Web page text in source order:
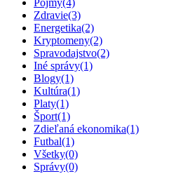
Pojmy(4)
Zdravie(3)
Energetika(2)
Kryptomeny(2)
Spravodajstvo(2)
Iné správy(1)
Blogy(1)
Kultúra(1)
Platy(1)
Šport(1)
Zdieľaná ekonomika(1)
Futbal(1)
Všetky(0)
Správy(0)